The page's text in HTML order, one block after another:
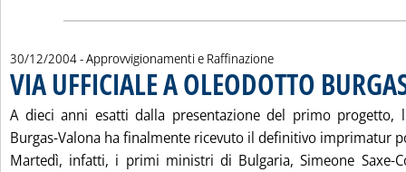
30/12/2004- Approvvigionamenti e Raffinazione
VIA UFFICIALE A OLEODOTTO
A dieci anni esatti dalla presentazione del primo
Burgas-Valona ha finalmente ricevuto il definitivo imprimatur
Martedì, infatti, i primi ministri di Bulgaria, Simeone Saxe-